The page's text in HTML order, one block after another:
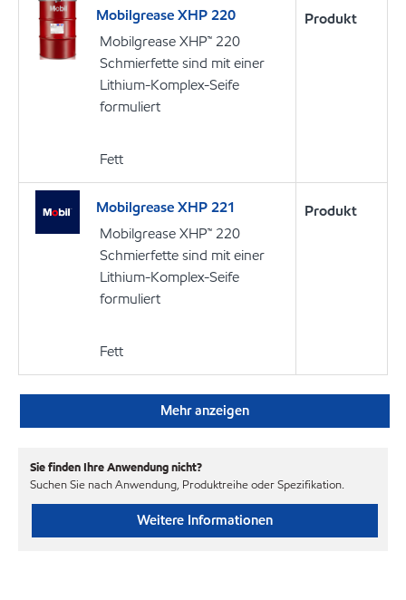
Mobilgrease XHP 220
Mobilgrease XHP™ 220
Schmierfette sind mit einer
Lithium-Komplex-Seife
formuliert
Fett
Produkt
Mobilgrease XHP 221
Mobilgrease XHP™ 220
Schmierfette sind mit einer
Lithium-Komplex-Seife
formuliert
Fett
Produkt
Mehr anzeigen
Sie finden Ihre Anwendung nicht?
Suchen Sie nach Anwendung, Produktreihe oder Spezifikation.
Weitere Informationen